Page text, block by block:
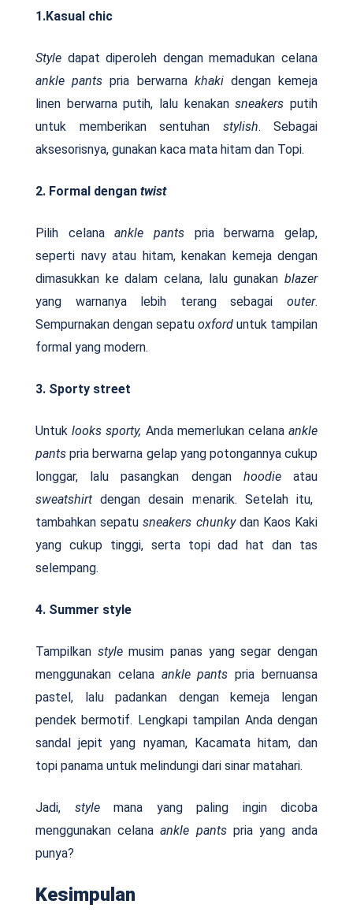
1.Kasual chic
Style dapat diperoleh dengan memadukan celana
ankle pants pria berwarna khakidengan kemeja
linen berwarna putih, lalu kenakansneakers putih
untuk memberikan sentuhan stylish. Sebagai
aksesorisnya, gunakan kaca mata hitam dan Topi.
2. Formal dengan twist
Pilih celanaankle pants pria berwarna gelap,
seperti navy atau hitam, kenakan kemeja dengan
dimasukkan ke dalam celana, lalu gunakan blazer
yang warnanya lebih terang sebagai outer.
Sempurnakan dengan sepatu oxford untuk tampilan
formal yang modern.
3. Sporty street
Untuklooks sporty, Anda memerlukan celanaankle
pants pria berwarna gelap yang potongannya cukup
longgar, lalu pasangkan dengan hoodieatau
sweatshirt dengan desain menarik. Setelah itu,
tambahkan sepatusneakers chunkydan Kaos Kaki
yang cukup tinggi, serta topi dad hat dan tas
selempang.
4. Summer style
Tampilkan stylemusim panas yang segar dengan
menggunakan celana ankle pants pria bernuansa
pastel, lalu padankan dengan kemeja lengan
pendek bermotif. Lengkapi tampilan Anda dengan
sandal jepit yang nyaman, Kacamata hitam, dan
topi panama untuk melindungi dari sinar matahari.
Jadi, style mana yang paling ingin dicoba
menggunakan celanaankle pants pria yang anda
punya?
Kesimpulan